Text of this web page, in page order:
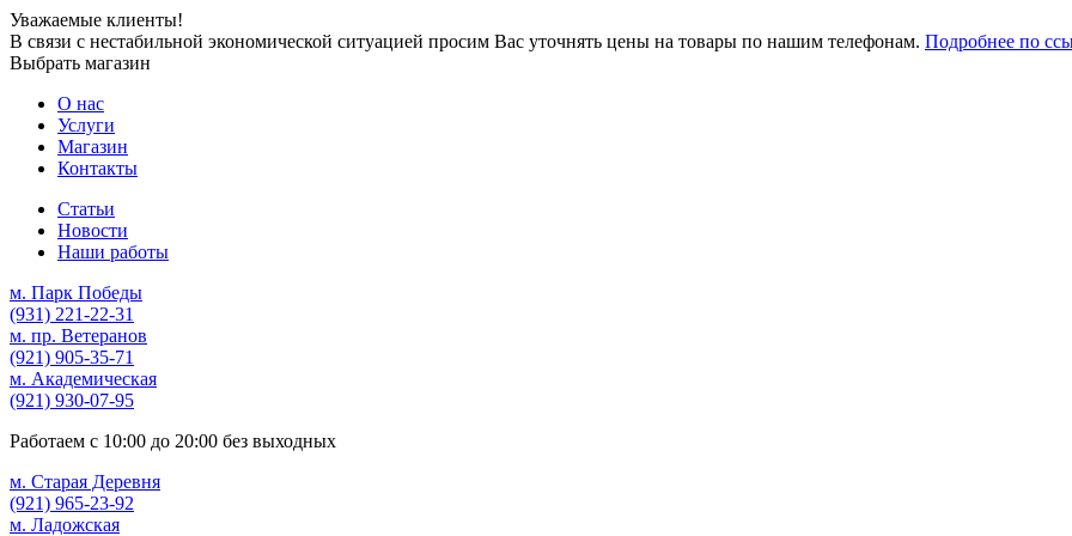
Уважаемые клиенты!
В связи с нестабильной экономической ситуацией просим Вас уточнять цены на товары по нашим телефонам. Подробнее по
Выбрать магазин
О нас
Услуги
Магазин
Контакты
Статьи
Новости
Наши работы
м. Парк Победы
(931) 221-22-31
м. пр. Ветеранов
(921) 905-35-71
м. Академическая
(921) 930-07-95
Работаем с 10:00 до 20:00 без выходных
м. Старая Деревня
(921) 965-23-92
м. Ладожская